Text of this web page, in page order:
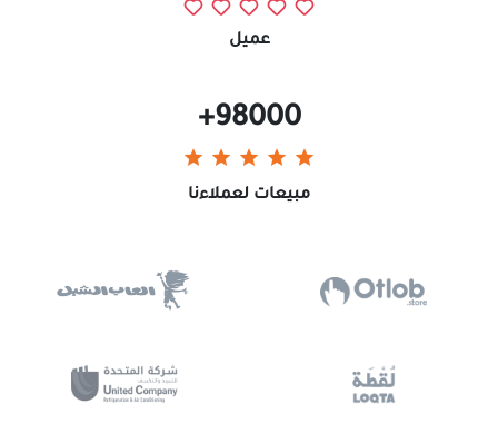
عميل
98000
+
مبيعات لعملاءنا